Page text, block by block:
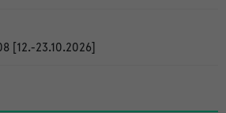
[12.-23.10.2026]